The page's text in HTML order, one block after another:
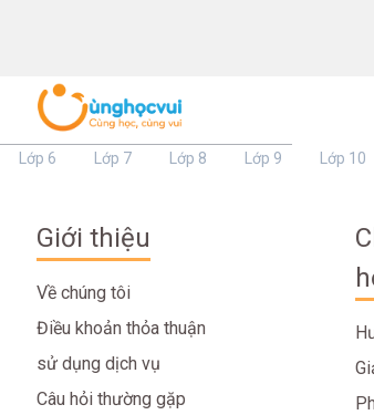
Lớp 6 Lớp 7 Lớp 8 Lớp 9 Lớp 10
Giới thiệu
Về chúng tôi
Điều khoản thỏa thuận
sử dụng dịch vụ
Câu hỏi thường gặp